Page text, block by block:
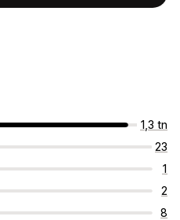
1,3 tn
23
1
2
8